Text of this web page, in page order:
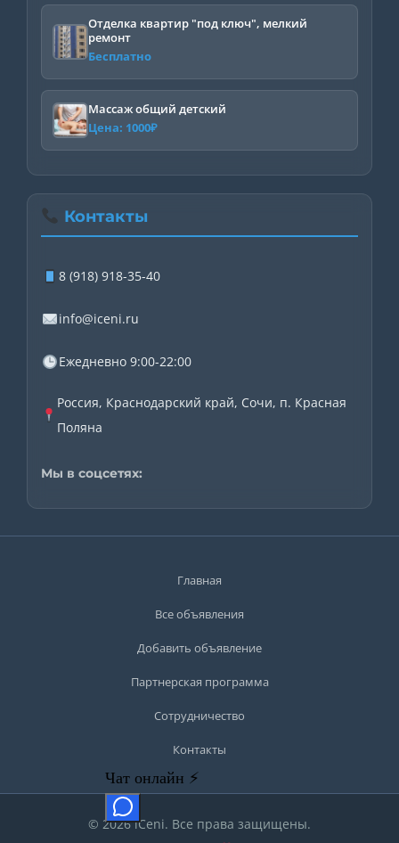
Отделка квартир "под ключ", мелкий
ремонт
Бесплатно
Массаж общий детский
Цена: 1000₽
Контакты
8 (918) 918-35-40
info@iceni.ru
Ежедневно 9:00-22:00
Россия, Краснодарский край, Сочи, п. Красная
Поляна
Мы в соцсетях:
Главная
Все объявления
Добавить объявление
Партнерская программа
Сотрудничество
Контакты
© 2026 iCeni. Все права защищены.